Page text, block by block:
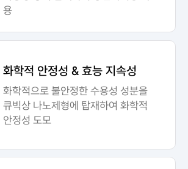
용
화학적 안정성 & 효능 지속성
화학적으로 불안정한 수용성 성분을
큐빅상 나노제형에 탑재하여 화학적
안정성 도모